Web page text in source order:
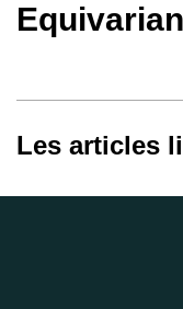
Les articles